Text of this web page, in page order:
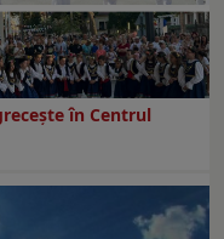
în Centrul